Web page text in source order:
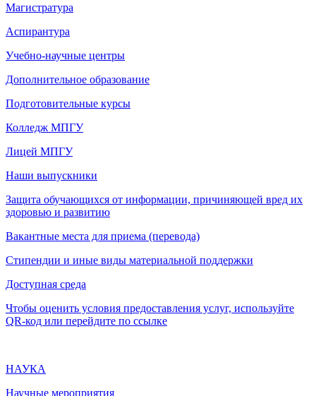
Магистратура
Аспирантура
Учебно-научные центры
Дополнительное образование
Подготовительные курсы
Колледж МПГУ
Лицей МПГУ
Наши выпускники
Защита обучающихся от информации, причиняющей вред их
здоровью и развитию
Вакантные места для приема (перевода)
Стипендии и иные виды материальной поддержки
Доступная среда
Чтобы оценить условия предоставления услуг, используйте
QR-код или перейдите по ссылке
НАУКА
Научные мероприятия